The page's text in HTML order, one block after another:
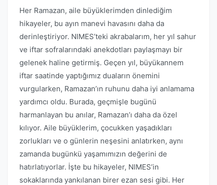
Her Ramazan, aile büyüklerimden dinlediğim
hikayeler, bu ayın manevi havasını daha da
derinleştiriyor. NIMES’teki akrabalarım, her yıl sahur
ve iftar sofralarındaki anekdotları paylaşmayı bir
gelenek haline getirmiş. Geçen yıl, büyükannem
iftar saatinde yaptığımız duaların önemini
vurgularken, Ramazan’ın ruhunu daha iyi anlamama
yardımcı oldu. Burada, geçmişle bugünü
harmanlayan bu anılar, Ramazan’ı daha da özel
kılıyor. Aile büyüklerim, çocukken yaşadıkları
zorlukları ve o günlerin neşesini anlatırken, aynı
zamanda bugünkü yaşamımızın değerini de
hatırlatıyorlar. İşte bu hikayeler, NIMES’in
sokaklarında yankılanan birer ezan sesi gibi. Her